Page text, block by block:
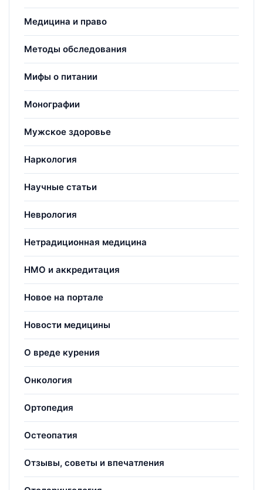
Медицина и право
Методы обследования
Мифы о питании
Монографии
Мужское здоровье
Наркология
Научные статьи
Неврология
Нетрадиционная медицина
НМО и аккредитация
Новое на портале
Новости медицины
О вреде курения
Онкология
Ортопедия
Остеопатия
Отзывы, советы и впечатления